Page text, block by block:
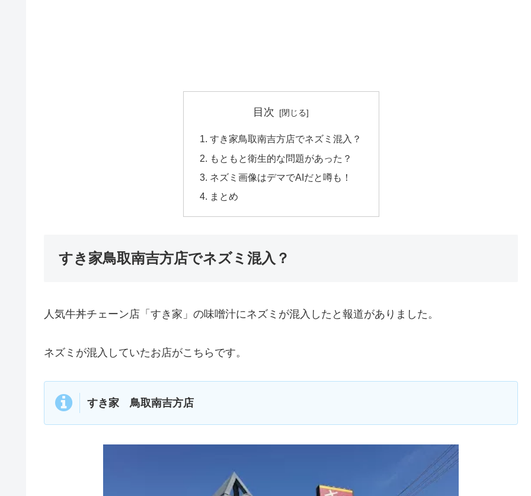
目次
すき家鳥取南吉方店でネズミ混入？
もともと衛生的な問題があった？
ネズミ画像はデマでAIだと噂も！
まとめ
すき家鳥取南吉方店でネズミ混入？
人気牛丼チェーン店「すき家」の味噌汁にネズミが混入したと報道がありました。
ネズミが混入していたお店がこちらです。
すき家 鳥取南吉方店